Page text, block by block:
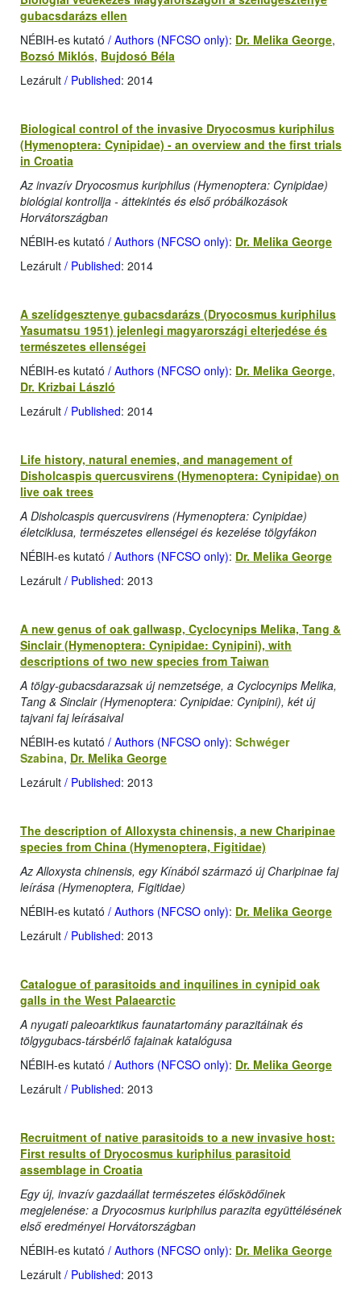
gubacsdarázs ellen
NÉBIH-es kutató / Authors (NFCSO only): Dr. Melika George,
Bozsó Miklós, Bujdosó Béla
Lezárult / Published: 2014
Biological control of the invasive Dryocosmus kuriphilus
(Hymenoptera: Cynipidae) - an overview and the first trials
in Croatia
Az invazív Dryocosmus kuriphilus (Hymenoptera: Cynipidae)
biológiai kontrollja - áttekintés és első próbálkozások
Horvátországban
NÉBIH-es kutató / Authors (NFCSO only): Dr. Melika George
Lezárult / Published: 2014
A szelídgesztenye gubacsdarázs (Dryocosmus kuriphilus
Yasumatsu 1951) jelenlegi magyarországi elterjedése és
természetes ellenségei
NÉBIH-es kutató / Authors (NFCSO only): Dr. Melika George,
Dr. Krizbai László
Lezárult / Published: 2014
Life history, natural enemies, and management of
Disholcaspis quercusvirens (Hymenoptera: Cynipidae) on
live oak trees
A Disholcaspis quercusvirens (Hymenoptera: Cynipidae)
életciklusa, természetes ellenségei és kezelése tölgyfákon
NÉBIH-es kutató / Authors (NFCSO only): Dr. Melika George
Lezárult / Published: 2013
A new genus of oak gallwasp, Cyclocynips Melika, Tang &
Sinclair (Hymenoptera: Cynipidae: Cynipini), with
descriptions of two new species from Taiwan
A tölgy-gubacsdarazsak új nemzetsége, a Cyclocynips Melika,
Tang & Sinclair (Hymenoptera: Cynipidae: Cynipini), két új
tajvani faj leírásaival
NÉBIH-es kutató / Authors (NFCSO only): Schwéger
Szabina, Dr. Melika George
Lezárult / Published: 2013
The description of Alloxysta chinensis, a new Charipinae
species from China (Hymenoptera, Figitidae)
Az Alloxysta chinensis, egy Kínából származó új Charipinae faj
leírása (Hymenoptera, Figitidae)
NÉBIH-es kutató / Authors (NFCSO only): Dr. Melika George
Lezárult / Published: 2013
Catalogue of parasitoids and inquilines in cynipid oak
galls in the West Palaearctic
A nyugati paleoarktikus faunatartomány parazitáinak és
tölgygubacs-társbérlő fajainak katalógusa
NÉBIH-es kutató / Authors (NFCSO only): Dr. Melika George
Lezárult / Published: 2013
Recruitment of native parasitoids to a new invasive host:
First results of Dryocosmus kuriphilus parasitoid
assemblage in Croatia
Egy új, invazív gazdaállat természetes élősködőinek
megjelenése: a Dryocosmus kuriphilus parazita együttélésének
első eredményei Horvátországban
NÉBIH-es kutató / Authors (NFCSO only): Dr. Melika George
Lezárult / Published: 2013